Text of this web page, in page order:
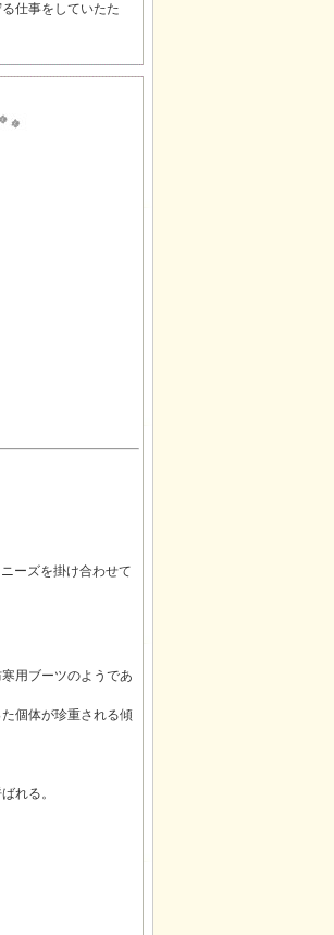
仕事をしていたた
ーズを掛け合わせて
用ブーツのようであ
個体が珍重される傾
れる。